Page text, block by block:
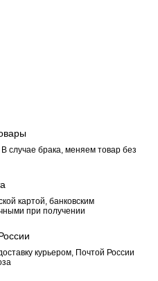
случае брака, меняем товар без
картой, банковским
при получении
курьером, Почтой России